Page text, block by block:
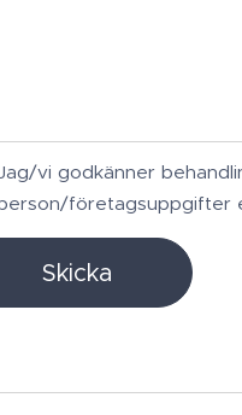
vi godkänner
företagsuppgifter
Skicka